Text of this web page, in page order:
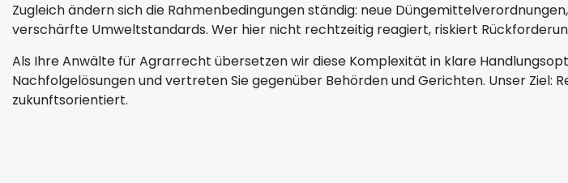
Zugleich ändern sich die Rahmenbedingungen ständig: neue
verschärfte Umweltstandards. Wer hier nicht rechtzeitig reagiert, riskiert
Als Ihre Anwälte für Agrarrecht übersetzen wir diese Komplexität in klare
Nachfolgelösungen und vertreten Sie gegenüber Behörden und Gerichten. Unser
zukunftsorientiert.